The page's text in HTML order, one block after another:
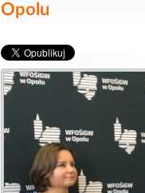
Opolu